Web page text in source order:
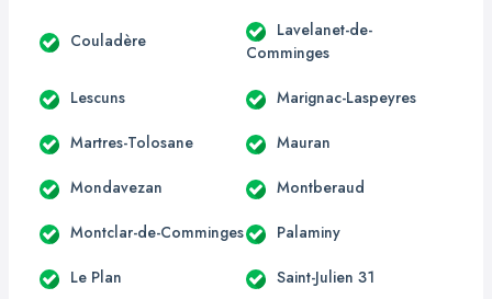
Couladère
Lavelanet-de-
Comminges
Lescuns Marignac-Laspeyres
Martres-Tolosane Mauran
Mondavezan Montberaud
Montclar-de-Comminges Palaminy
Le Plan Saint-Julien 31